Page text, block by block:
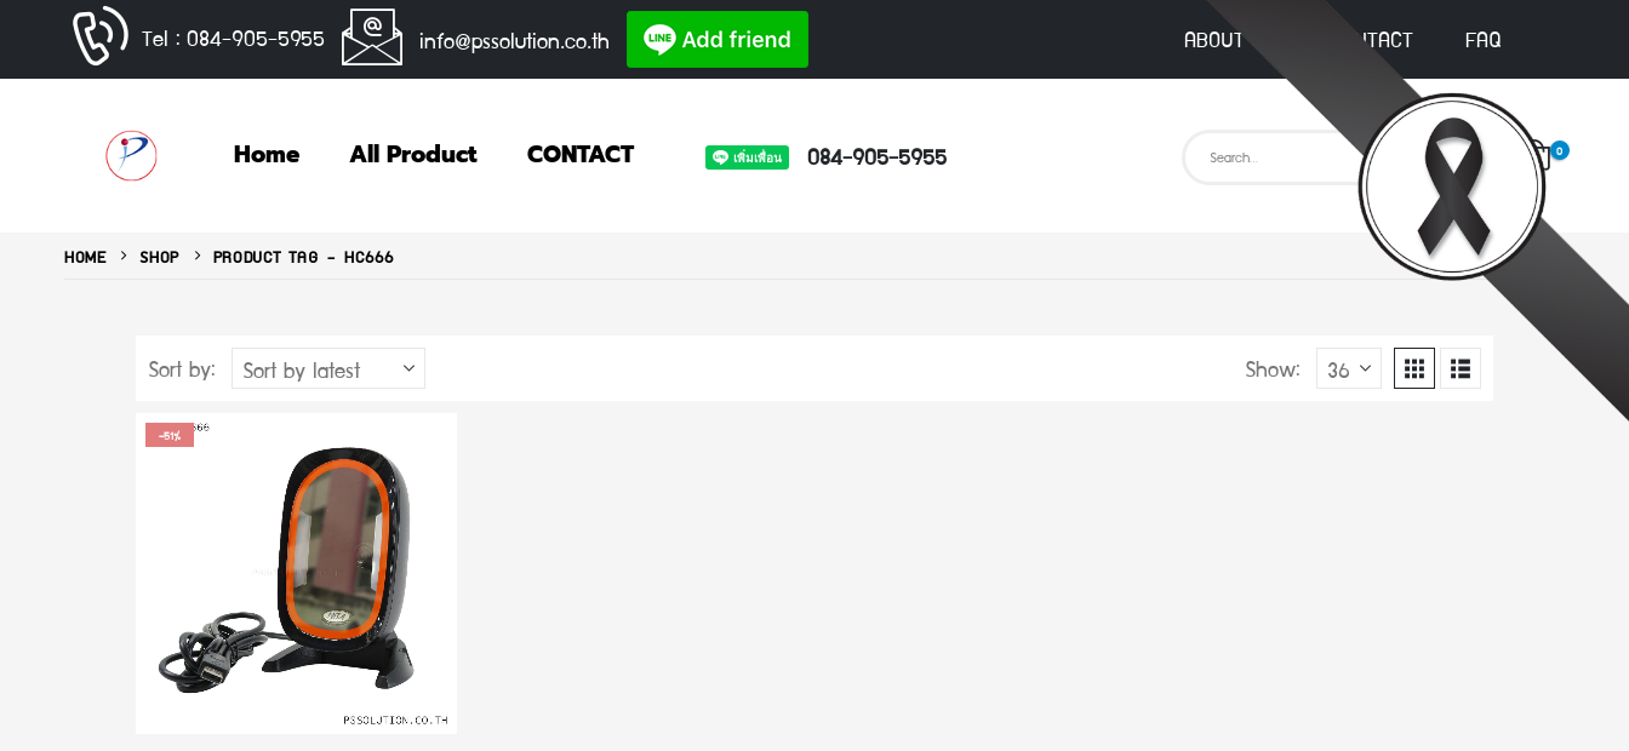
Tel : 084-905-5955 info@pssolution.co.th ABOUT US CONTACT FAQ
Home All Product CONTACT 084-905-5955 0
HOME SHOP PRODUCT TAG -HC666
Sort by: Show:
-51%